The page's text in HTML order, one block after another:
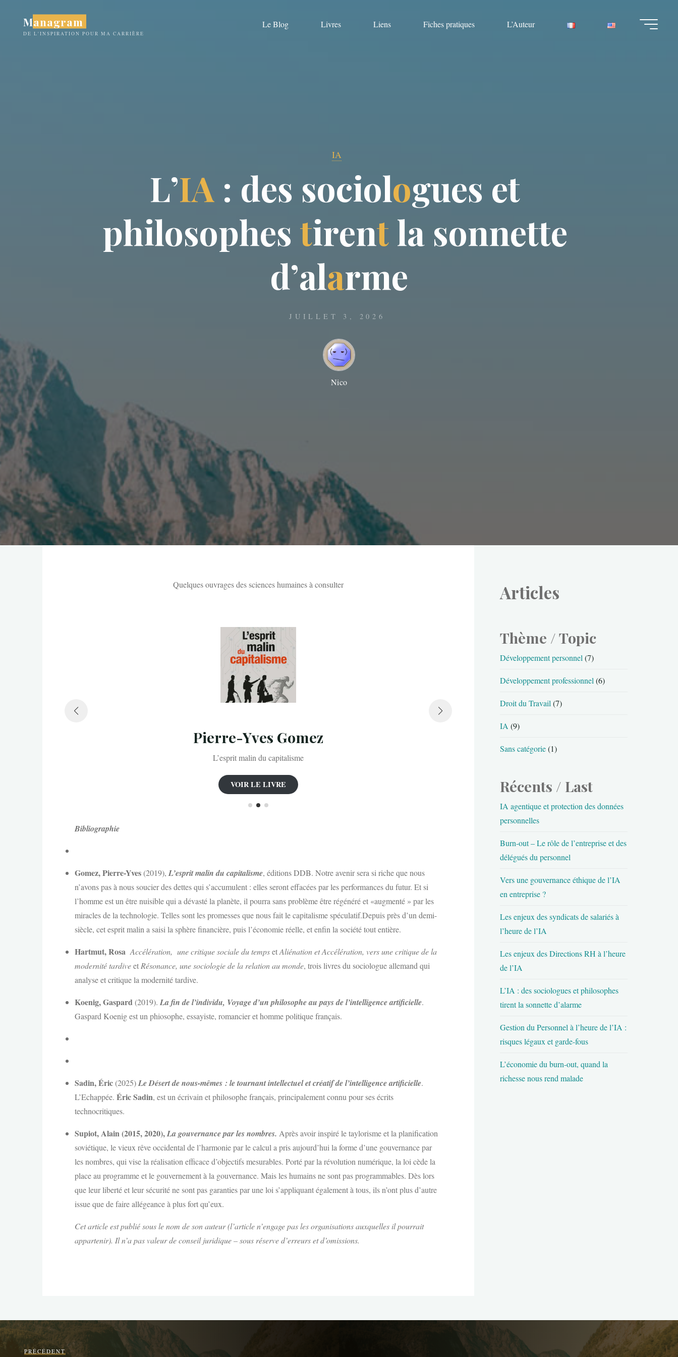
contenu
Managram
DE L'INSPIRATION POUR MA CARRIÈRE
Le Blog Livres Liens Fiches pratiques L’Auteur
IA
L’IA : des sociologues et
philosophes tirentla sonnette
d’alarme
JUILLET 3, 2026
Nico
Quelques ouvrages des sciences humaines à consulter
Pierre-Yves Gomez
L’esprit malin du capitalisme
VOIR LE LIVRE
VOIR LE LIVRE
Bibliographie
Gomez, Pierre-Yves (2019), L’esprit malin du capitalisme, éditions DDB. Notre avenir sera si riche que nous
n’avons pas à nous soucier des dettes qui s’accumulent : elles seront effacées par les performances du futur. Et si
l’homme est un être nuisible qui a dévasté la planète, il pourra sans problème être régénéré et «augmenté » par les
miracles de la technologie. Telles sont les promesses que nous fait le capitalisme spéculatif.Depuis près d’un demi-
siècle, cet esprit malin a saisi la sphère financière, puis l’économie réelle, et enfin la société tout entière.
Hartmut, Rosa Accélération, une critique sociale du tempsetAliénation et Accélération, vers une critique de la
modernité tardiveet Résonance, une sociologie de la relation au monde, trois livres du sociologue allemand qui
analyse et critique la modernité tardive.
Koenig, Gaspard (2019). La fin de l’individu, Voyage d’un philosophe au pays de l’intelligence artificielle.
Gaspard Koenig est un phiosophe, essayiste, romancier et homme politique français.
Sadin, Éric (2025)Le Désert de nous-mêmes : le tournant intellectuel et créatif de l’intelligence artificielle.
L’Echappée. Éric Sadin, est un écrivain et philosophe français, principalement connu pour ses écrits
technocritiques.
Supiot, Alain (2015, 2020),La gouvernance par les nombres. Après avoir inspiré le taylorisme et la planification
soviétique, le vieux rêve occidental de l’harmonie par le calcul a pris aujourd’hui la forme d’une gouvernance par
les nombres, qui vise la réalisation efficace d’objectifs mesurables. Porté par la révolution numérique, la loi cède la
place au programme et le gouvernement à la gouvernance. Mais les humains ne sont pas programmables. Dès lors
que leur liberté et leur sécurité ne sont pas garanties par une loi s’appliquant également à tous, ils n’ont plus d’autre
issue que de faire allégeance à plus fort qu’eux.
Cet article est publié sous le nom de son auteur (l’article n’engage pas les organisations auxquelles il pourrait
appartenir). Il n’a pas valeur de conseil juridique – sous réserve d’erreurs et d’omissions.
Articles
Thème / Topic
Développement personnel (7)
Développement professionnel (6)
Droit du Travail (7)
IA (9)
Sans catégorie(1)
Récents / Last
IA agentique et protection des données
personnelles
Burn-out – Le rôle de l’entreprise et des
délégués du personnel
Vers une gouvernance éthique de l’IA
en entreprise ?
Les enjeux des syndicats de salariés à
l’heure de l’IA
Les enjeux des Directions RH à l’heure
de l’IA
L’IA : des sociologues et philosophes
tirent la sonnette d’alarme
Gestion du Personnel à l’heure de l’IA :
risques légaux et garde-fous
L’économie du burn-out, quand la
richesse nous rend malade
PRÉCÉDENT